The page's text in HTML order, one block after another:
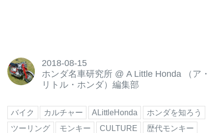
2018-08-15
ホンダ名車研究所 @ A Little Honda （ア・
リトル・ホンダ）編集部
バイク カルチャー ALittleHonda
ホンダを知ろう
ツーリング
モンキー CULTURE 歴代モンキー